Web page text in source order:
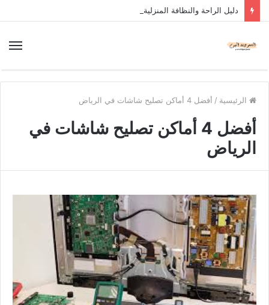
دليل الراحة والنظافة المنزلية
الرئيسية / أفضل 4 أماكن تصليح شاشات في الرياض
أفضل 4 أماكن تصليح شاشات في
الرياض